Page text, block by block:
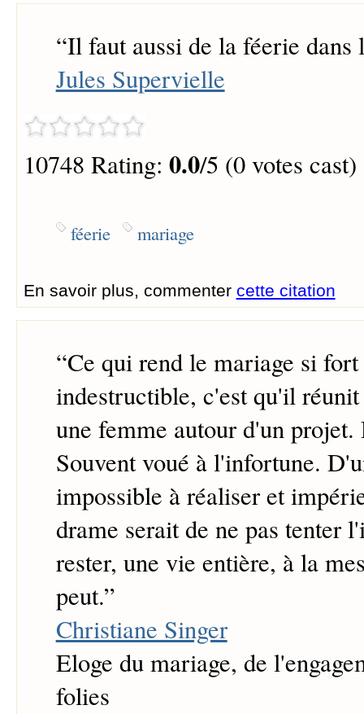
“Il faut aussi de la féerie dans
Jules Supervielle
10748 Rating: 0.0/5 (0 votes cast)
féerie mariage
En savoir plus, commenter cette citation
“Ce qui rend le mariage si
indestructible, c'est qu'il
une femme autour d'un
Souvent voué à l'infortune.
impossible à réaliser et
drame serait de ne pas tenter
rester, une vie entière, à la
peut.”
Christiane Singer
Eloge du mariage, de
folies